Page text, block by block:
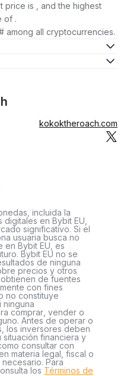
price is , and the highest
of .
among all cryptocurrencies.
kokoktheroach.com
incluida la
en Bybit EU,
significativo. Si el
usuaria busca no
en Bybit EU, es
Bybit EU no se
de ninguna
precios y otros
de fuentes
con fines
no constituye
ninguna
comprar, vender o
Antes de operar o
los inversores deben
situación financiera y
consultar con
materia legal, fiscal o
Para
los Términos de